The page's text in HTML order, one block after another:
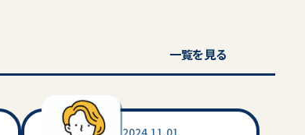
一覧を見る
2024.11.01